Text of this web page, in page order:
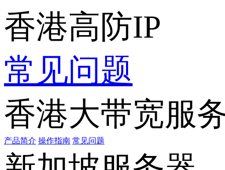
香港高防IP
常见问题
香港大带宽服
产品简介 操作指南 常见问题